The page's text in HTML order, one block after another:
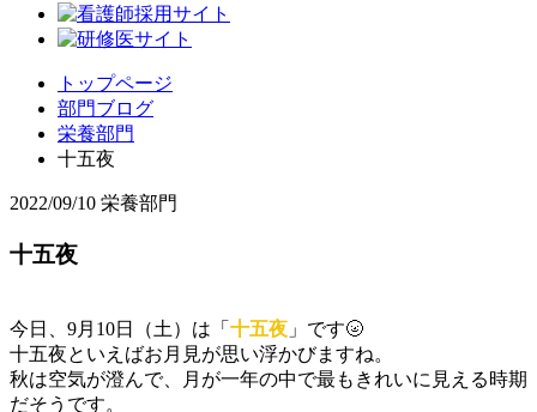
トップページ
部門ブログ
栄養部門
十五夜
2022/09/10 栄養部門
十五夜
今日、9月10日（土）は「 十五夜 」です🌝
十五夜といえばお月見が思い浮かびますね。
秋は空気が澄んで、月が一年の中で最もきれいに見える時期
だそうです。